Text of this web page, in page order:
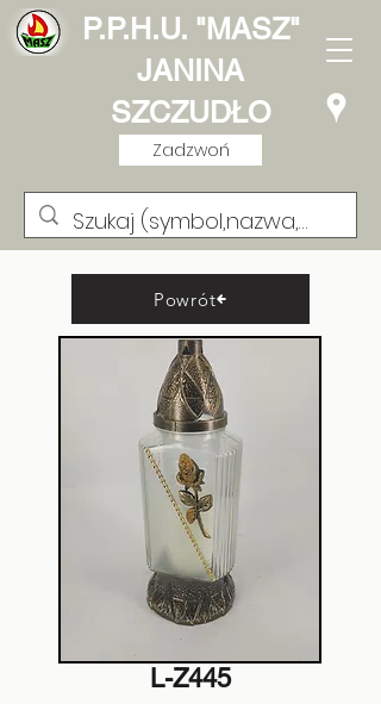
P.P.H.U. "MASZ"
JANINA
SZCZUDŁO
Zadzwoń
Powrót
Lampion Kwadracik
Cyrkonia
L-Z445